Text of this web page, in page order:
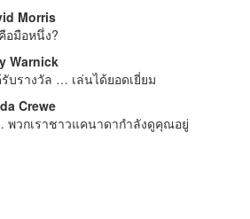
Morris
อมือหนึ่ง?
Warnick
รางวัล … เล่นได้ยอดเยี่ยม
Crewe
พวกเราชาวแคนาดากำลังดูคุณอยู่